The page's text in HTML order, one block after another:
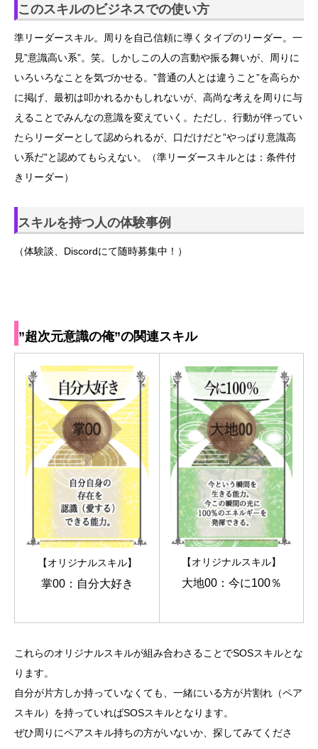
このスキルのビジネスでの使い方
準リーダースキル。周りを自己信頼に導くタイプのリーダー。一
見”意識高い系”。笑。しかしこの人の言動や振る舞いが、周りに
いろいろなことを気づかせる。”普通の人とは違うこと”を高らか
に掲げ、最初は叩かれるかもしれないが、高尚な考えを周りに与
えることでみんなの意識を変えていく。ただし、行動が伴ってい
たらリーダーとして認められるが、口だけだと”やっぱり意識高
い系だ”と認めてもらえない。（準リーダースキルとは：条件付
きリーダー）
スキルを持つ人の体験事例
（体験談、Discordにて随時募集中！）
”超次元意識の俺”の関連スキル
【オリジナルスキル】
掌00：自分大好き
【オリジナルスキル】
大地00：今に100％
これらのオリジナルスキルが組み合わさることでSOSスキルとな
ります。
自分が片方しか持っていなくても、一緒にいる方が片割れ（ペア
スキル）を持っていればSOSスキルとなります。
ぜひ周りにペアスキル持ちの方がいないか、探してみてくださ